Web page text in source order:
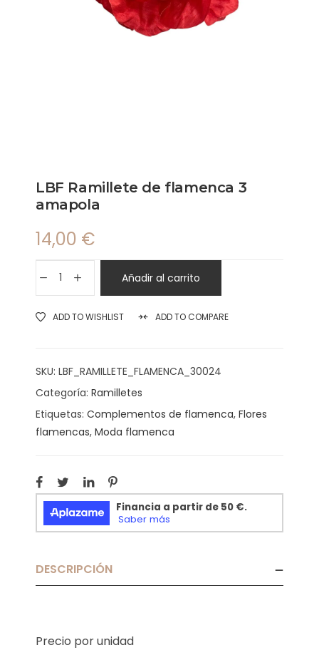
LBF Ramillete de flamenca 3
amapola
14,00 €
Añadir al carrito
ADD TO WISHLIST ADD TO COMPARE
SKU: LBF_RAMILLETE_FLAMENCA_30024
Categoría: Ramilletes
Etiquetas: Complementos de flamenca, Flores
flamencas, Moda flamenca
DESCRIPCIÓN
Precio por unidad